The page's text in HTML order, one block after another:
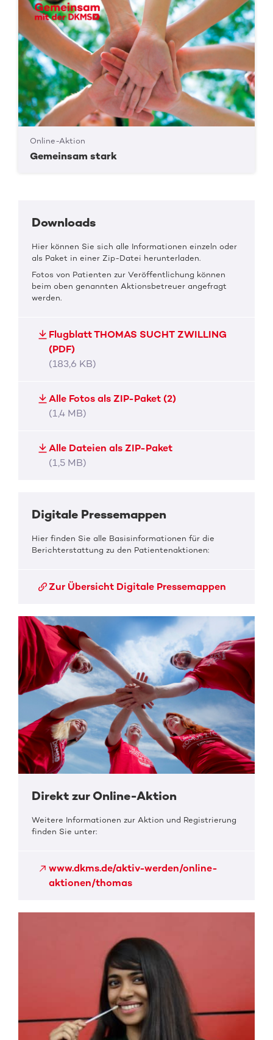
Online-Aktion
Gemeinsam stark
Downloads
Hier können Sie sich alle Informationen einzeln oder
als Paket in einer Zip-Datei herunterladen.
Fotos von Patienten zur Veröffentlichung können
beim oben genannten Aktionsbetreuer angefragt
werden.
Flugblatt THOMAS SUCHT ZWILLING
(PDF)
(183,6 KB)
Alle Fotos als ZIP-Paket (2)
(1,4 MB)
Alle Dateien als ZIP-Paket
(1,5 MB)
Digitale Pressemappen
Hier finden Sie alle Basisinformationen für die
Berichterstattung zu den Patientenaktionen:
Zur Übersicht Digitale Pressemappen
Direkt zur Online-Aktion
Weitere Informationen zur Aktion und Registrierung
finden Sie unter:
www.dkms.de/aktiv-werden/online-
aktionen/thomas